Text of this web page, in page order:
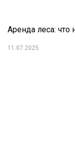
Аренда леса: что
11.07.2025